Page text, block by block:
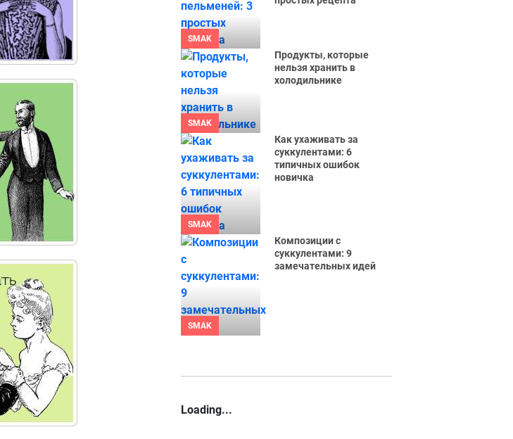
SMAK
SMAK
Продукты, которые
нельзя хранить в
холодильнике
SMAK
Как ухаживать за
суккулентами: 6
типичных ошибок
новичка
SMAK
Композиции с
суккулентами: 9
замечательных идей
Loading...